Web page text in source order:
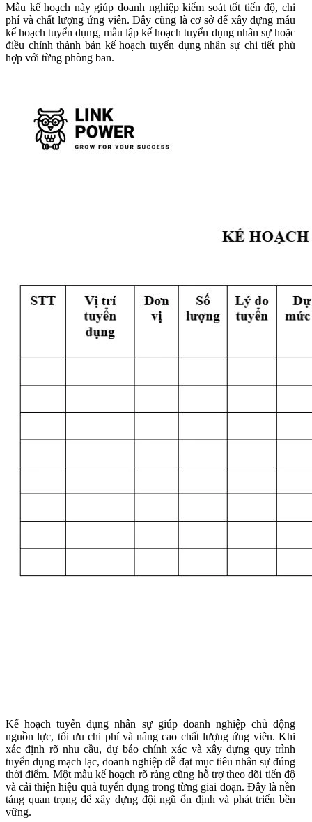
Mẫu kế hoạch này giúp doanh nghiệp kiểm soát tốt tiến độ, chi
phí và chất lượng ứng viên. Đây cũng là cơ sở để xây dựng mẫu
kế hoạch tuyển dụng, mẫu lập kế hoạch tuyển dụng nhân sự hoặc
điều chỉnh thành bản kế hoạch tuyển dụng nhân sự chi tiết phù
hợp với từng phòng ban.
Kế hoạch tuyển dụng nhân sự giúp doanh nghiệp chủ động
nguồn lực, tối ưu chi phí và nâng cao chất lượng ứng viên. Khi
xác định rõ nhu cầu, dự báo chính xác và xây dựng quy trình
tuyển dụng mạch lạc, doanh nghiệp dễ đạt mục tiêu nhân sự đúng
thời điểm. Một mẫu kế hoạch rõ ràng cũng hỗ trợ theo dõi tiến độ
và cải thiện hiệu quả tuyển dụng trong từng giai đoạn. Đây là nền
tảng quan trọng để xây dựng đội ngũ ổn định và phát triển bền
vững.